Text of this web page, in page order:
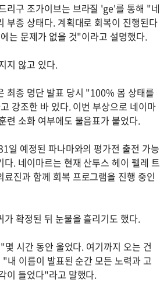
리구 조가이브는 브라질 'ge'를 통해 "네
부종 상태다. 계획대로 회복이 진행된다
는 문제가 없을 것"이라고 설명했다.
지 않고 있다.
최종 명단 발표 당시 "100% 몸 상태를
강조한 바 있다. 이번 부상으로 네이마
련 소화 여부에도 물음표가 붙었다.
일 예정된 파나마와의 평가전 출전 가능
다. 네이마르는 현재 산투스 헤이 펠레 트
료진과 함께 회복 프로그램을 진행 중인
가 확정된 뒤 눈물을 흘리기도 했다.
시간 동안 울었다. 여기까지 오는 건
내 이름이 발표된 순간 모든 노력과 고
이 들었다"라고 말했다.